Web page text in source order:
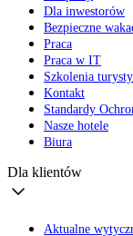
Dla inwestorów
Bezpieczne
Praca
Praca w IT
Szkolenia
Kontakt
Standardy
Nasze hotele
Biura
Dla klientów
Aktualne